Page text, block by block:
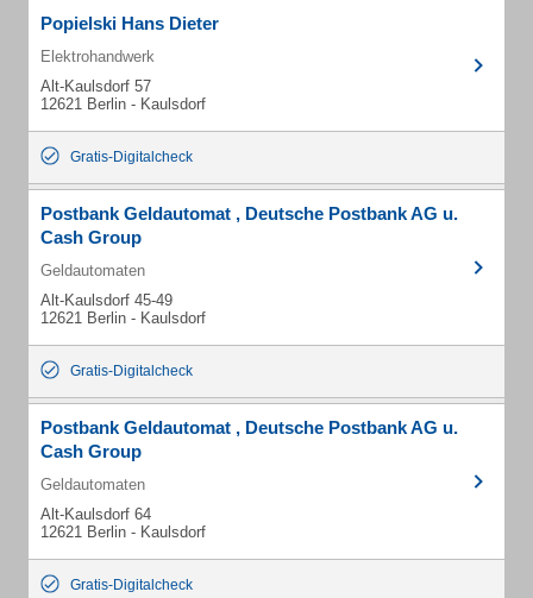
Popielski Hans Dieter
Elektrohandwerk
Alt-Kaulsdorf 57
12621 Berlin - Kaulsdorf
Gratis-Digitalcheck
Postbank Geldautomat , Deutsche Postbank AG u.
Cash Group
Geldautomaten
Alt-Kaulsdorf 45-49
12621 Berlin - Kaulsdorf
Gratis-Digitalcheck
Postbank Geldautomat , Deutsche Postbank AG u.
Cash Group
Geldautomaten
Alt-Kaulsdorf 64
12621 Berlin - Kaulsdorf
Gratis-Digitalcheck